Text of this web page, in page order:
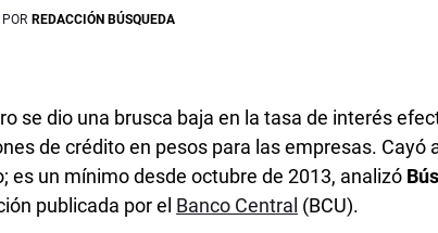
POR REDACCIÓN BÚSQUEDA
se dio una brusca baja en la tasa de interés
de crédito en pesos para las empresas. Cayó
es un mínimo desde octubre de 2013, analizó
publicada por el Banco Central (BCU).